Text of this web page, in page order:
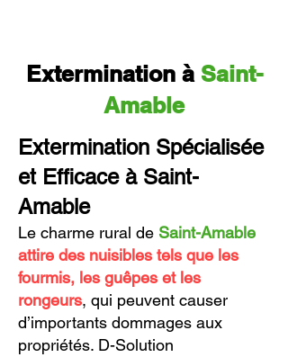
Extermination à Saint-
Amable
Extermination Spécialisée
et Efficace à Saint-
Amable
Le charme rural de Saint-Amable
attire des nuisibles tels que les
fourmis, les guêpes et les
rongeurs, qui peuvent causer
d’importants dommages aux
propriétés. D-Solution